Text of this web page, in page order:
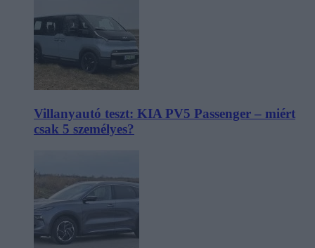
Villanyautó teszt: KIA PV5 Passenger – miért
csak 5 személyes?